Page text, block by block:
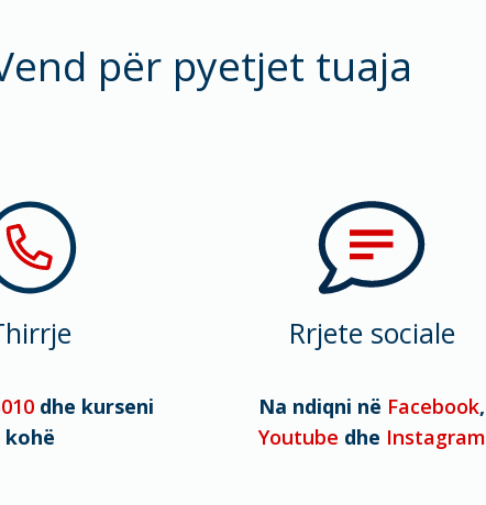
për pyetjet tuaja
dhe kurseni
kohë
Rrjete sociale
Na ndiqni në Facebook,
Youtube dhe Instagram